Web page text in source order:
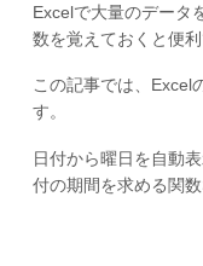
Excelで大量のデータ
数を覚えておくと便利
この記事では、Excel
す。
日付から曜日を自動
付の期間を求める関数